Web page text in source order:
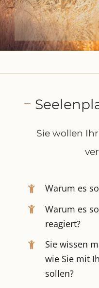
Sie wollen
Warum es
Warum es
reagiert?
Sie wissen
wie Sie mit
sollen?